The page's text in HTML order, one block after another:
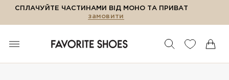
СПЛАЧУЙТЕ ЧАСТИНАМИ ВІД МОНО ТА ПРИВАТ
замовити